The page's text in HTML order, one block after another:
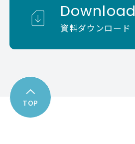
Download
資料ダウンロード
TOP